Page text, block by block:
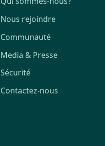
Nous rejoindre
Communauté
Media & Presse
Sécurité
Contactez-nous